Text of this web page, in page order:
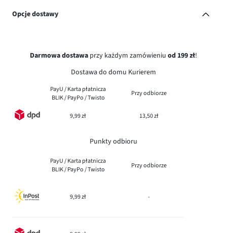
Opcje dostawy
Darmowa dostawa przy każdym zamówieniu od 199 zł!
Dostawa do domu Kurierem
PayU / Karta płatnicza
BLIK / PayPo / Twisto
Przy odbiorze
9,99 zł 13,50 zł
Punkty odbioru
PayU / Karta płatnicza
BLIK / PayPo / Twisto
Przy odbiorze
9,99 zł -